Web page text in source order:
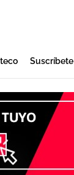
Suscríbete